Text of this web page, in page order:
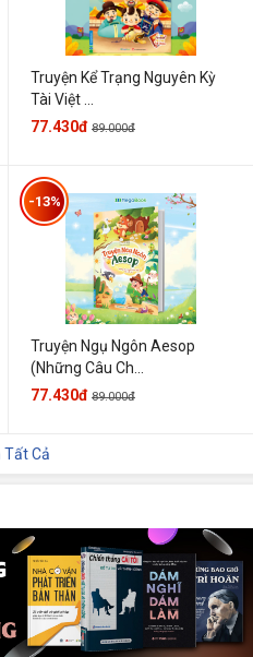
Truyện Kể Trạng Nguyên Kỳ
Tài Việt ...
77.430đ 89.000đ
Truyện Ngụ Ngôn Aesop
(Những Câu Ch...
-13%
77.430đ 89.000đ
Tất Cả